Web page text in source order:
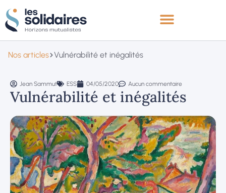
Nos articles Vulnérabilité et inégalités
Jean Sammut ESS 04/05/2020 Aucun commentaire
Vulnérabilité et inégalités